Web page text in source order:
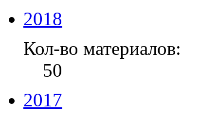
2018
Кол-во материалов:
50
2017